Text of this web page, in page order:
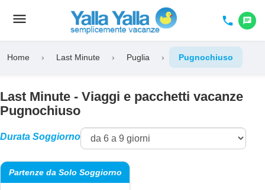
Toggle
menu phone chat
Home › Last Minute › Puglia › Pugnochiuso
Last Minute - Viaggi e pacchetti vacanze
Pugnochiuso
Durata Soggiorno
Partenze da Solo Soggiorno